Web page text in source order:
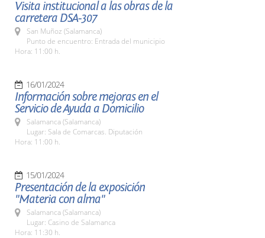
Visita institucional a las obras de la
carretera DSA-307
San Muñoz (Salamanca)
Punto de encuentro: Entrada del municipio
Hora: 11:00 h.
16/01/2024
Información sobre mejoras en el
Servicio de Ayuda a Domicilio
Salamanca (Salamanca)
Lugar: Sala de Comarcas. Diputación
Hora: 11:00 h.
15/01/2024
Presentación de la exposición
"Materia con alma"
Salamanca (Salamanca)
Lugar: Casino de Salamanca
Hora: 11:30 h.